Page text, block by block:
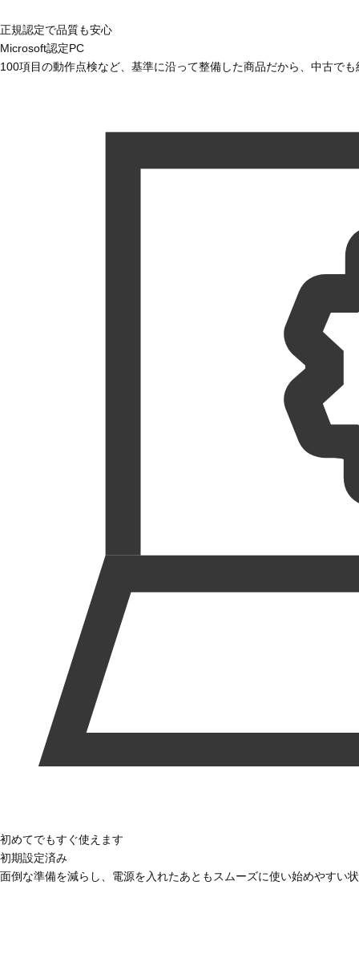
正規認定で品質も安心
Microsoft認定PC
100項目の動作点検など、基準に沿って整備した商品だから、中古で
初めてでもすぐ使えます
初期設定済み
面倒な準備を減らし、電源を入れたあともスムーズに使い始めやすい